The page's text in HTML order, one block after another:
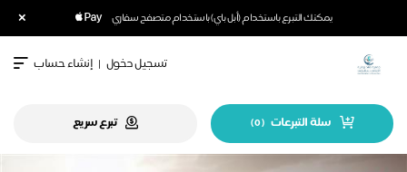
يمكنك التبرع باستخدام (أبل باي) باستخدام متصفح سفاري
تسجيل دخول | إنشاء حساب
سلة التبرعات (
0
) تبرع سريع